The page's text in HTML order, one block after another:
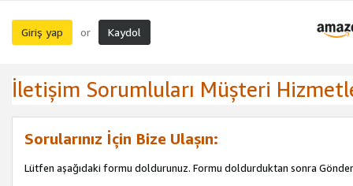
Giriş yap or Kaydol
İletişim Sorumluları Müşteri
Sorularınız İçin Bize Ulaşın:
Lütfen aşağıdaki formu doldurunuz. Formu doldurduktan sonra Gönder